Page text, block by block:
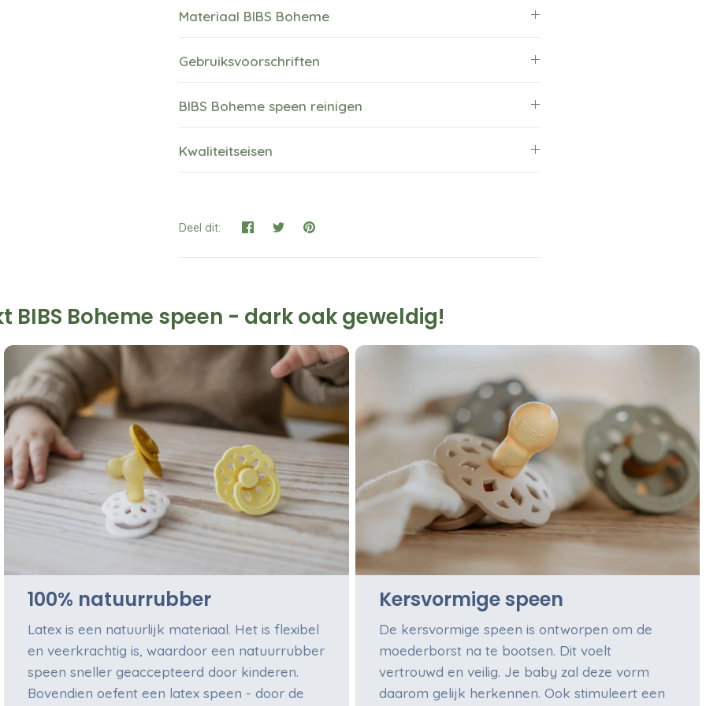
Materiaal BIBS Boheme
Gebruiksvoorschriften
BIBS Boheme speen reinigen
Kwaliteitseisen
Deel dit:
BIBS Boheme speen - dark oak geweldig!
100% natuurrubber
Latex is een natuurlijk materiaal. Het is flexibel
en veerkrachtig is, waardoor een natuurrubber
speen sneller geaccepteerd door kinderen.
Bovendien oefent een latex speen - door de
Kersvormige speen
De kersvormige speen is ontworpen om de
moederborst na te bootsen. Dit voelt
vertrouwd en veilig. Je baby zal deze vorm
daarom gelijk herkennen. Ook stimuleert een